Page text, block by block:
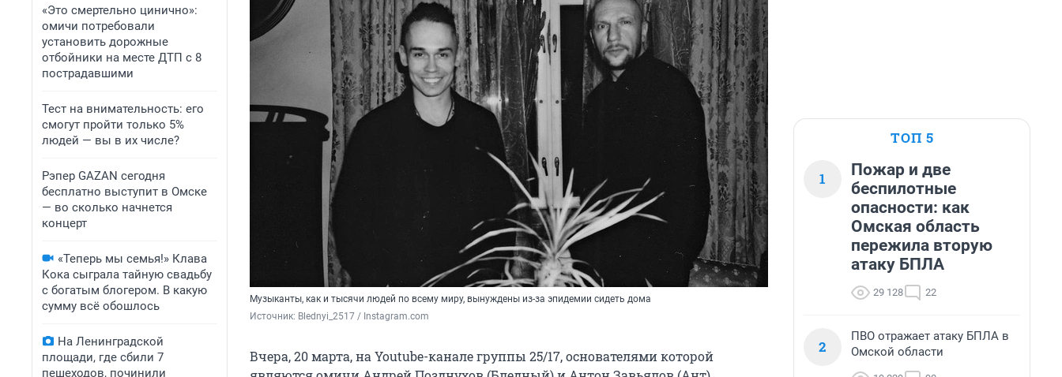
«Это смертельно цинично»:
омичи потребовали
установить дорожные
отбойники на месте ДТП с 8
пострадавшими
Тест на внимательность: его
смогут пройти только 5%
людей — вы в их числе?
Рэпер GAZAN сегодня
бесплатно выступит в Омске
— во сколько начнется
концерт
«Теперь мы семья!» Клава
Кока сыграла тайную свадьбу
с богатым блогером. В какую
сумму всё обошлось
На Ленинградской
площади, где сбили 7
пешеходов, починили
Музыканты, как и тысячи людей по всему миру, вынуждены из-за эпидемии сидеть дома
Источник: Blednyi_2517 / Instagram.com
Вчера, 20 марта, на Youtube-канале группы 25/17, основателями которой
ТОП 5
1
Пожар и две
беспилотные
опасности: как
Омская область
пережила вторую
атаку БПЛА
29 128 22
2
ПВО отражает атаку БПЛА в
Омской области